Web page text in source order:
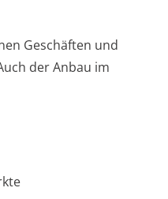
Geschäften und
der Anbau im